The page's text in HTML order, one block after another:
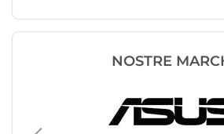
NOSTRE